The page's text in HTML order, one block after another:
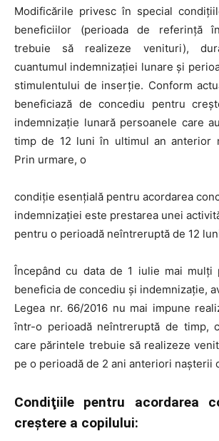
Modificările privesc în special
beneficiilor (perioada de referinţă
trebuie să realizeze venituri),
cuantumul indemnizaţiei lunare şi
stimulentului de inserţie. Conform
beneficiază de concediu pentru
indemnizaţie lunară persoanele care
timp de 12 luni în ultimul an anterior
Prin urmare, o
condiţie esenţială pentru acordarea
indemnizaţiei este prestarea unei
pentru o perioadă neîntreruptă de 12
Începând cu data de 1 iulie mai mulţi
beneficia de concediu şi indemnizaţie,
Legea nr. 66/2016 nu mai impune
într-o perioadă neîntreruptă de timp,
care părintele trebuie să realizeze
pe o perioadă de 2 ani anteriori naşterii
Condiţiile pentru acordarea
creştere a copilului: